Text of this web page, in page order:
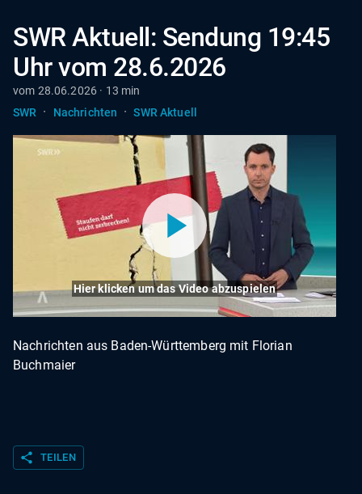
SWR Aktuell: Sendung 19:45
Uhr vom 28.6.2026
vom 28.06.2026 · 13 min
SWR
· Nachrichten · SWR Aktuell
Hier klicken um das Video abzuspielen
Nachrichten aus Baden-Württemberg mit Florian
Buchmaier
share TEILEN